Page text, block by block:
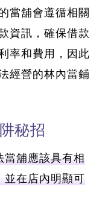
當舖會遵循相關
資訊，確保借款
率和費用 ，因此
經營的林內當鋪
秘招
當舖應該具有相
並在店內明顯可